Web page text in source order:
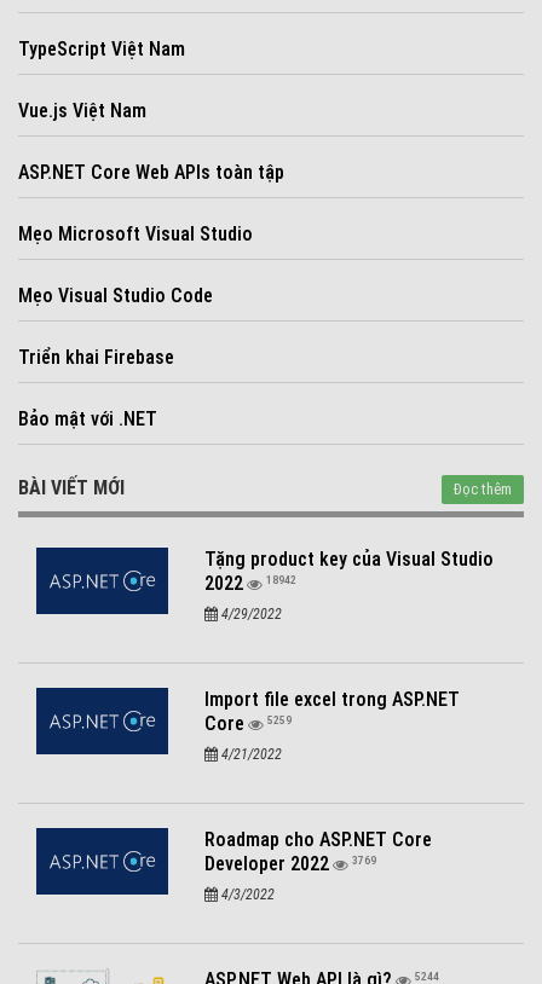
TypeScript Việt Nam
Vue.js Việt Nam
ASP.NET Core Web APIs toàn tập
Mẹo Microsoft Visual Studio
Mẹo Visual Studio Code
Triển khai Firebase
Bảo mật với .NET
BÀI VIẾT MỚI Đọc thêm
Tặng product key của Visual Studio
2022
18942
4/29/2022
Import file excel trong ASP.NET
Core
5259
4/21/2022
Roadmap cho ASP.NET Core
Developer 2022
3769
4/3/2022
ASP.NET Web API là gì? 5244